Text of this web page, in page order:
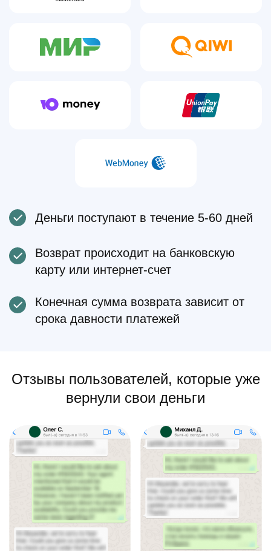
Деньги поступают в течение 5-60 дней
Возврат происходит на банковскую
карту или интернет-счет
Конечная сумма возврата зависит от
срока давности платежей
Отзывы пользователей, которые уже
вернули свои деньги